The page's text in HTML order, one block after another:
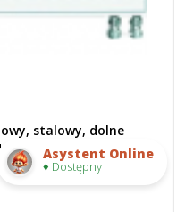
Asystent Online
♦ Dostępny
stalowy, dolne
ALTH-262915